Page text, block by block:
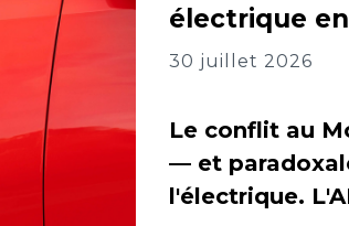
électrique
30 juillet 2026
Le conflit au
— et
l'électrique.